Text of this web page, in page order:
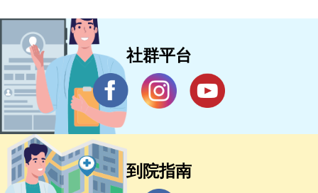
社群平台
到院指南